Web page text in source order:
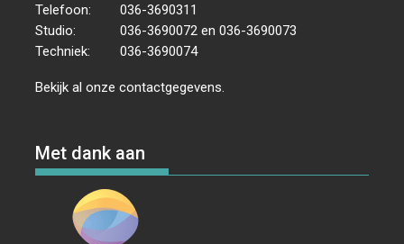
Telefoon:
036-3690311
Studio:
036-3690072 en 036-3690073
Techniek:
036-3690074
Bekijk al onzecontactgegevens
Met dank aan